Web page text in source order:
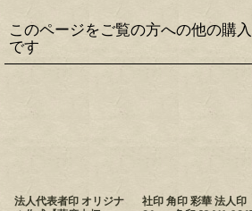
このページをご覧の方への他の購
です
法人代表者印 オリジナ
社印 角印 彩華 法人印